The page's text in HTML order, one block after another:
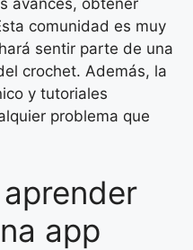
avances, obtener
comunidad es muy
sentir parte de una
crochet. Además, la
y tutoriales
problema que
app